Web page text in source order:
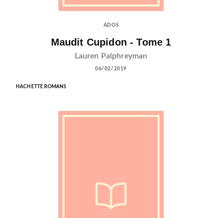
ADOS
Maudit Cupidon - Tome 1
Lauren Palphreyman
06/02/2019
HACHETTE ROMANS